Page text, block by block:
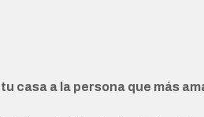
casa a la persona que más